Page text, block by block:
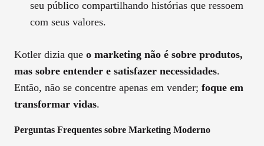
seu público compartilhando histórias que ressoem
com seus valores.
Kotler dizia que o marketing não é sobre produtos,
mas sobre entender e satisfazer necessidades.
Então, não se concentre apenas em vender; foque em
transformar vidas.
Perguntas Frequentes sobre Marketing Moderno